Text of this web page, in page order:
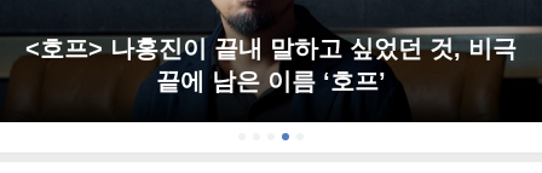
<호프> 나홍진이 끝내 말하고 싶었던 것, 비극
끝에 남은 이름 ‘호프’